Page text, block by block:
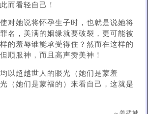
而看轻自己！
对她说将怀孕生子时，也就是说她将
名，美满的姻缘就要破裂，更可能被
的羞辱谁能承受得住？然而在这样的
顺服神，而且高声赞美神！
以超越世人的眼光（她们是蒙羞
（她们是蒙福的）来看自己，这就是